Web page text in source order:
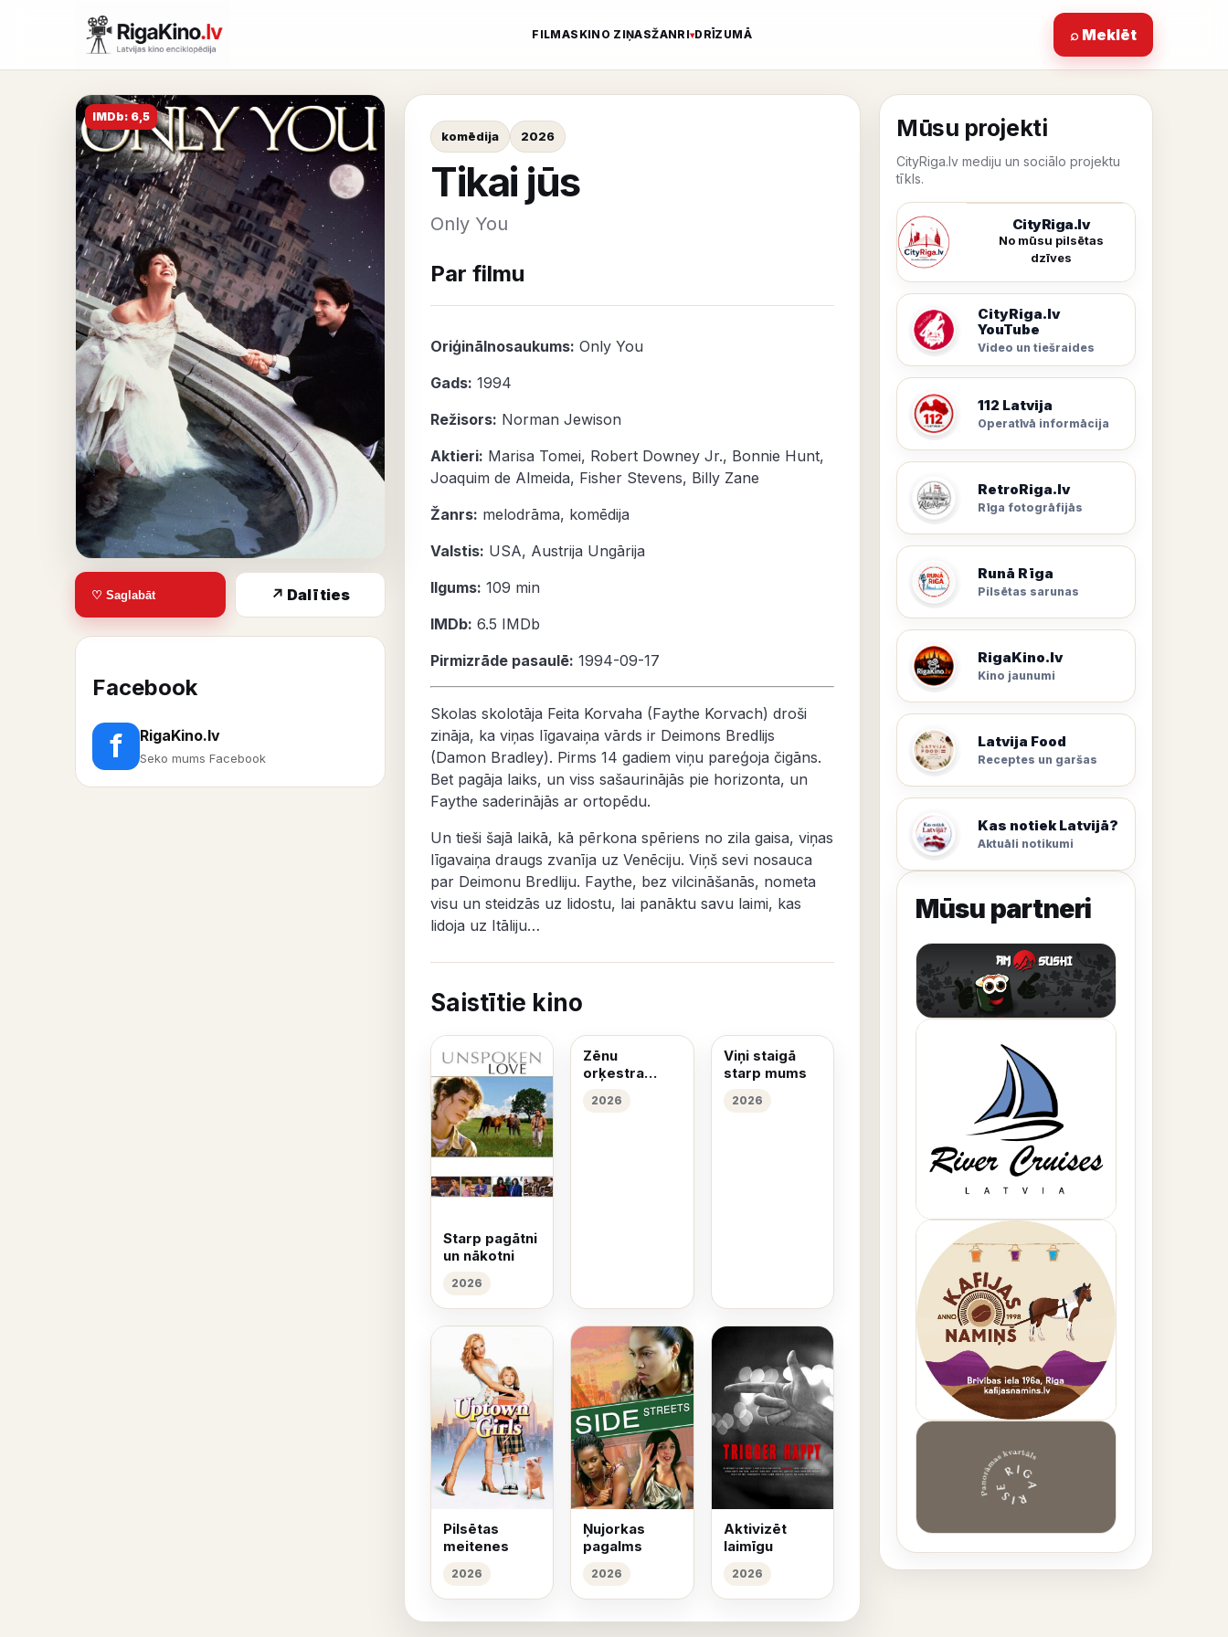
FILMAS KINO ZIŅASŽANRI DRĪZUMĀ ⌕ Meklēt
IMDb: 6,5
♡ Saglabāt ↗ Dalīties
Facebook
f RigaKino.lv
Seko mums Facebook
komēdija 2026
Tikai jūs
Only You
Par filmu
Oriģinālnosaukums: Only You
Gads: 1994
Režisors: Norman Jewison
Aktieri: Marisa Tomei, Robert Downey Jr., Bonnie Hunt,
Joaquim de Almeida, Fisher Stevens, Billy Zane
Žanrs: melodrāma, komēdija
Valstis: USA, Austrija Ungārija
Ilgums: 109 min
IMDb: 6.5 IMDb
Pirmizrāde pasaulē: 1994-09-17
Skolas skolotāja Feita Korvaha (Faythe Korvach) droši
zināja, ka viņas līgavaiņa vārds ir Deimons Bredlijs
(Damon Bradley). Pirms 14 gadiem viņu pareģoja čigāns.
Bet pagāja laiks, un viss sašaurinājās pie horizonta, un
Faythe saderinājās ar ortopēdu.
Un tieši šajā laikā, kā pērkona spēriens no zila gaisa, viņas
līgavaiņa draugs zvanīja uz Venēciju. Viņš sevi nosauca
par Deimonu Bredliju. Faythe, bez vilcināšanās, nometa
visu un steidzās uz lidostu, lai panāktu savu laimi, kas
lidoja uz Itāliju…
Saistītie kino
Starp pagātni
un nākotni
2026
Zēnu
orķestra
2026
Viņi staigā
starp mums
2026
Pilsētas
meitenes
2026
Ņujorkas
pagalms
2026
Aktivizēt
laimīgu
2026
Mūsu projekti
CityRiga.lv mediju un sociālo projektu
tīkls.
CityRiga.lv
No mūsu pilsētas
dzīves
CityRiga.lv
YouTube
Video un tiešraides
112 Latvija
Operatīvā informācija
RetroRiga.lv
Rīga fotogrāfijās
Runā Rīga
Pilsētas sarunas
RigaKino.lv
Kino jaunumi
Latvija Food
Receptes un garšas
Kas notiek Latvijā?
Aktuāli notikumi
Mūsu partneri